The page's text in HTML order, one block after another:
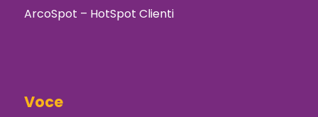
ArcoSpot – HotSpot Clienti
Voce